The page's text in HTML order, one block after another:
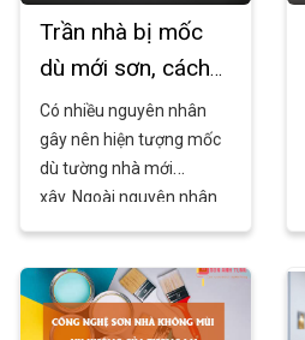
cách xử lý vết nứt
một cách đơn giản
mà hiệu quả. Hãy
cùng chúng tôi
khám phá ngay sau
đây!
Trần nhà bị mốc
dù mới sơn, cách
khắc phục như
nào?
Có nhiều nguyên nhân
gây nên hiện tượng mốc
dù tường nhà mới
xây. Ngoài nguyên nhân
có nguyên nhân chủ
quan do thợ thi công sai